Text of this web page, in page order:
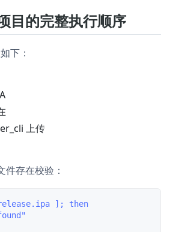
目的完整执行顺序
下：
上传
存在校验：
]; then